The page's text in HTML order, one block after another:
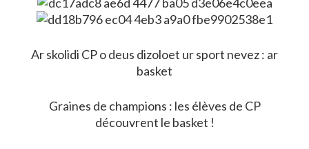
Ar skolidi CP o deus dizoloet ur sport nevez : ar
basket
Graines de champions : les élèves de CP
découvrent le basket !